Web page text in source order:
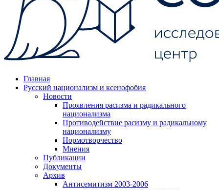
Главная
Русский национализм и ксенофобия
Новости
Проявления расизма и радикального
национализма
Противодействие расизму и радикальному
национализму
Нормотворчество
Мнения
Публикации
Документы
Архив
Антисемитизм 2003-2006